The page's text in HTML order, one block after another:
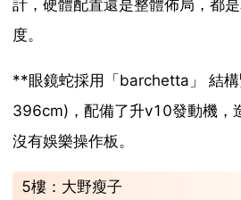
計，硬體配置還是整體佈局，都
度。
**眼鏡蛇採用「barchetta」 結
396cm)，配備了升v10發動機，
沒有娛樂操作板。
5樓：大野瘦子